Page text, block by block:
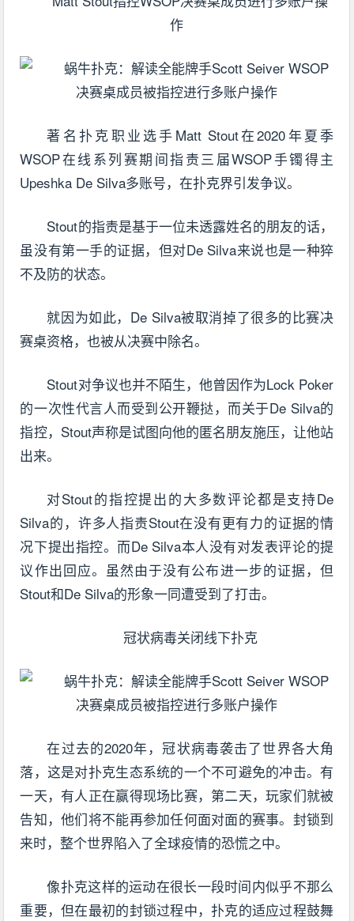
作
著名扑克职业选手Matt Stout在2020年夏季
WSOP在线系列赛期间指责三届WSOP手镯得主
Upeshka De Silva多账号，在扑克界引发争议。
Stout的指责是基于一位未透露姓名的朋友的话，
虽没有第一手的证据，但对De Silva来说也是一种猝
不及防的状态。
就因为如此，De Silva被取消掉了很多的比赛决
赛桌资格，也被从决赛中除名。
Stout对争议也并不陌生，他曾因作为Lock Poker
的一次性代言人而受到公开鞭挞，而关于De Silva的
指控，Stout声称是试图向他的匿名朋友施压，让他站
出来。
对Stout的指控提出的大多数评论都是支持De
Silva的，许多人指责Stout在没有更有力的证据的情
况下提出指控。而De Silva本人没有对发表评论的提
议作出回应。虽然由于没有公布进一步的证据，但
Stout和De Silva的形象一同遭受到了打击。
冠状病毒关闭线下扑克
在过去的2020年，冠状病毒袭击了世界各大角
落，这是对扑克生态系统的一个不可避免的冲击。有
一天，有人正在赢得现场比赛，第二天，玩家们就被
告知，他们将不能再参加任何面对面的赛事。封锁到
来时，整个世界陷入了全球疫情的恐慌之中。
像扑克这样的运动在很长一段时间内似乎不那么
重要，但在最初的封锁过程中，扑克的适应过程鼓舞